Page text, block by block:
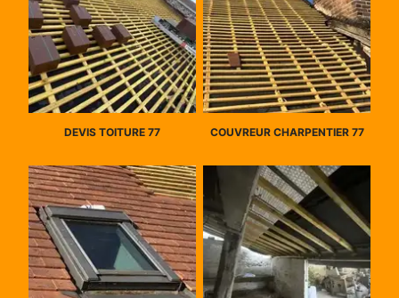
DEVIS TOITURE 77 COUVREUR CHARPENTIER 77